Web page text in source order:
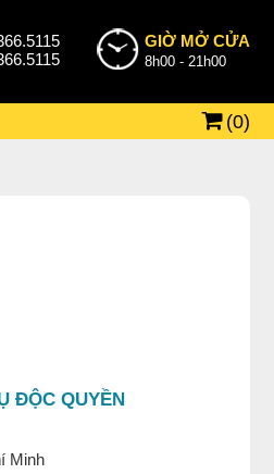
GIỜ MỞ CỬA
8h00 - 21h00
(0)
ĐỘC QUYỀN
Minh